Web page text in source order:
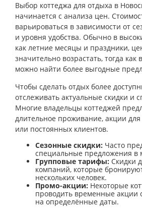
Выбор коттеджа для отдыха в
начинается с анализа цен.
варьироваться в зависимости от
и уровня удобства. Обычно в
как летние месяцы и праздники,
значительно возрастать, тогда как
можно найти более выгодные
Чтобы сделать отдых более
отслеживать актуальные скидки и
Многие владельцы коттеджей
длительное проживание, акции
или постоянных клиентов.
Сезонные скидки: Часто
специальные предложения в
Групповые тарифы: Скидки
компаний, которые
нескольких человек.
Промо-акции: Некоторые
проводить временные акции
на определённые даты.